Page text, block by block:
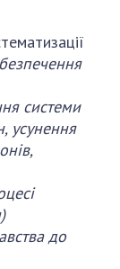
системи
усунення
до